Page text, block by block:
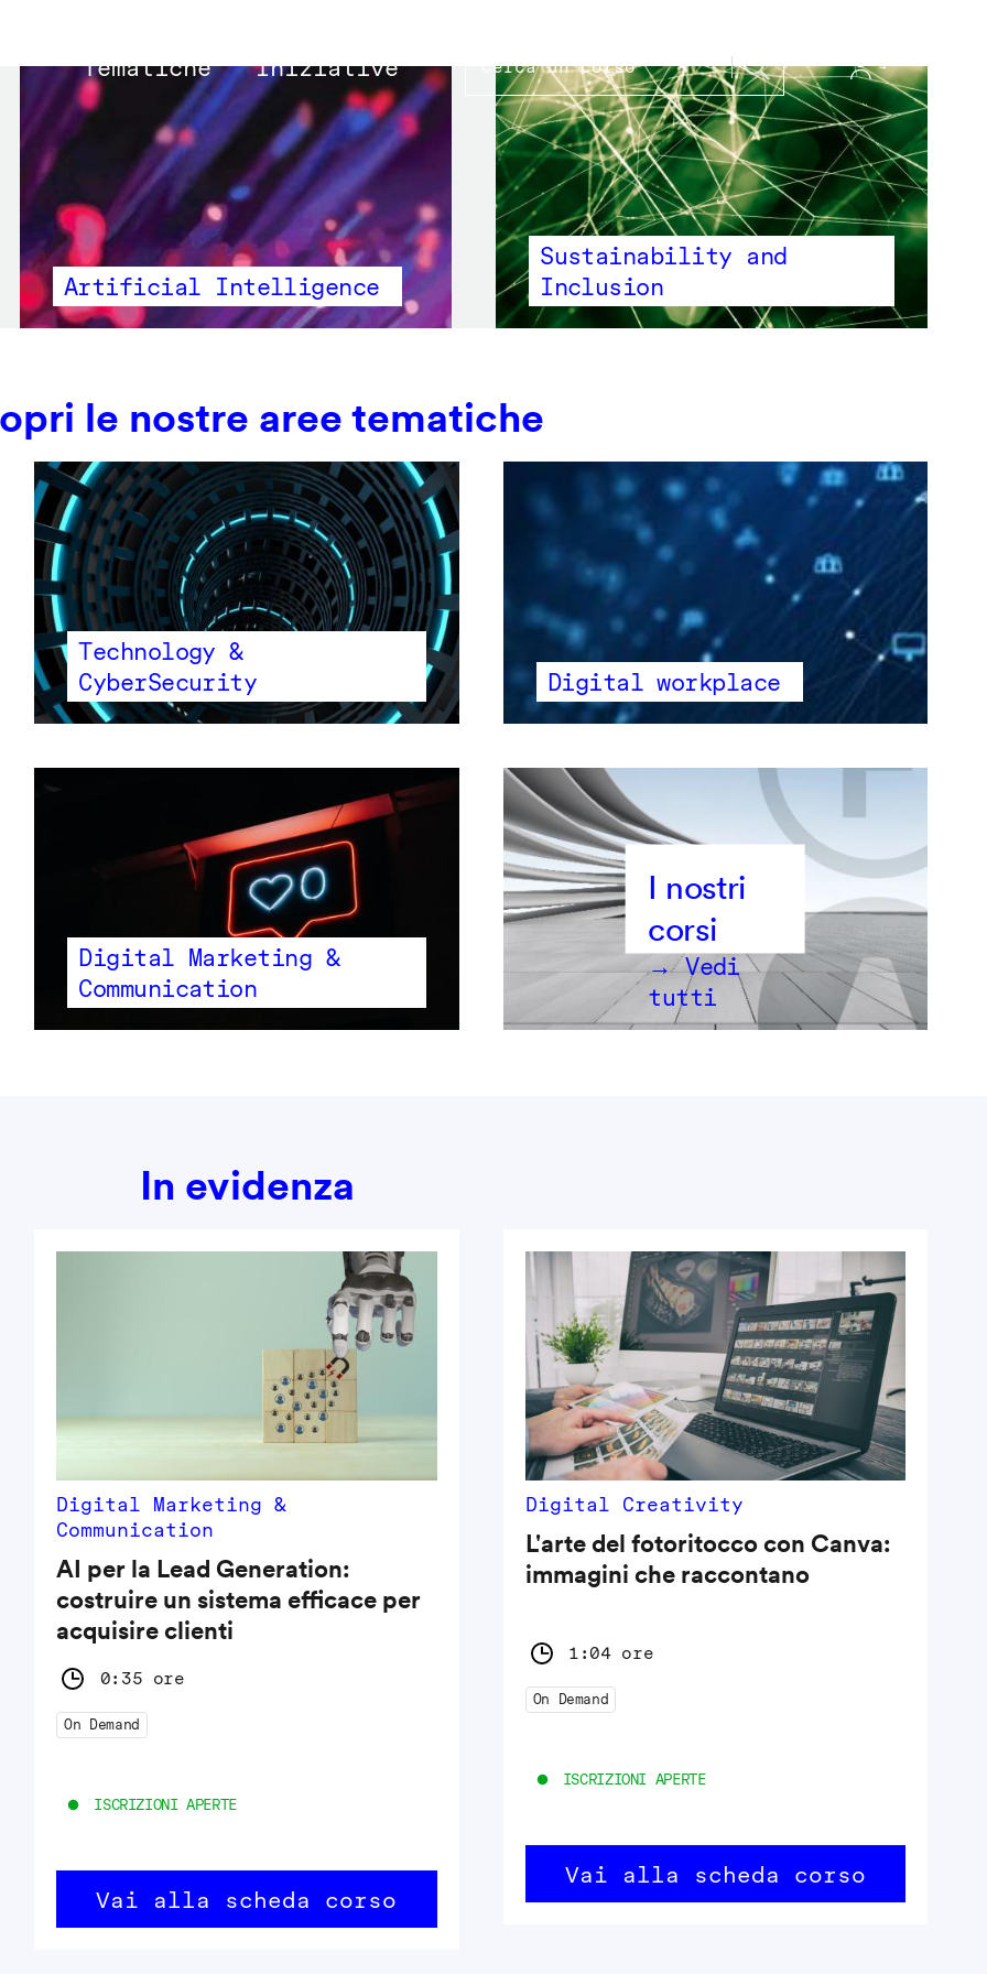
Main
navigation
Tematiche Iniziative
Artificial Intelligence
Sustainability and
Inclusion
le nostre aree tematiche
Technology &
CyberSecurity
Digital workplace
Digital Marketing &
Communication
→ Vedi
tutti
In evidenza
Digital Marketing &
Communication
AI per la Lead Generation:
costruire un sistema efficace per
acquisire clienti
0:35 ore
On Demand
ISCRIZIONI APERTE
Vai alla scheda corso
Digital Creativity
L'arte del fotoritocco con Canva:
immagini che raccontano
1:04 ore
On Demand
ISCRIZIONI APERTE
Vai alla scheda corso